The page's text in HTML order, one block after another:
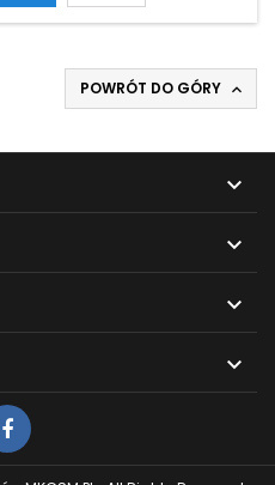
POWRÓT DO GÓRY 



